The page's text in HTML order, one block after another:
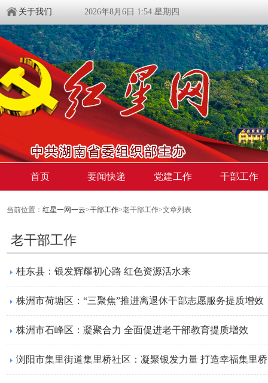
关于我们 2026年8月6日 1:54 星期四
首页 要闻快递 党建工作 干部工作
当前位置： 红星一网一云>干部工作>老干部工作>文章列表
老干部工作
桂东县：银发辉耀初心路 红色资源活水来
株洲市荷塘区：“三聚焦”推进离退休干部志愿服务提质增效
株洲市石峰区：凝聚合力 全面促进老干部教育提质增效
浏阳市集里街道集里桥社区：凝聚银发力量 打造幸福集里桥